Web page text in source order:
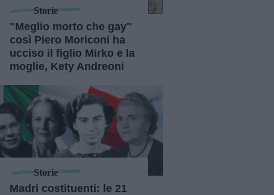
Storie
"Meglio morto che gay"
così Piero Moriconi ha
ucciso il figlio Mirko e la
moglie, Kety Andreoni
Storie
Madri costituenti: le 21